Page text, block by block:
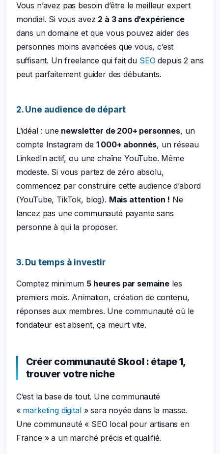
Vous n’avez pas besoin d’être le meilleur expert
mondial. Si vous avez 2 à 3 ans d’expérience
dans un domaine et que vous pouvez aider des
personnes moins avancées que vous, c’est
suffisant. Un freelance qui fait du SEO depuis 2 ans
peut parfaitement guider des débutants.
2. Une audience de départ
L’idéal : une newsletter de 200+ personnes, un
compte Instagram de 1 000+ abonnés, un réseau
LinkedIn actif, ou une chaîne YouTube. Même
modeste. Si vous partez de zéro absolu,
commencez par construire cette audience d’abord
(YouTube, TikTok, blog). Mais attention ! Ne
lancez pas une communauté payante sans
personne à qui la proposer.
3. Du temps à investir
Comptez minimum 5 heures par semaineles
premiers mois. Animation, création de contenu,
réponses aux membres. Une communauté où le
fondateur est absent, ça meurt vite.
Créer communauté Skool : étape 1,
trouver votre niche
C’est la base de tout. Une communauté
« marketing digital» sera noyée dans la masse.
Une communauté « SEO local pour artisans en
France » a un marché précis et qualifié.